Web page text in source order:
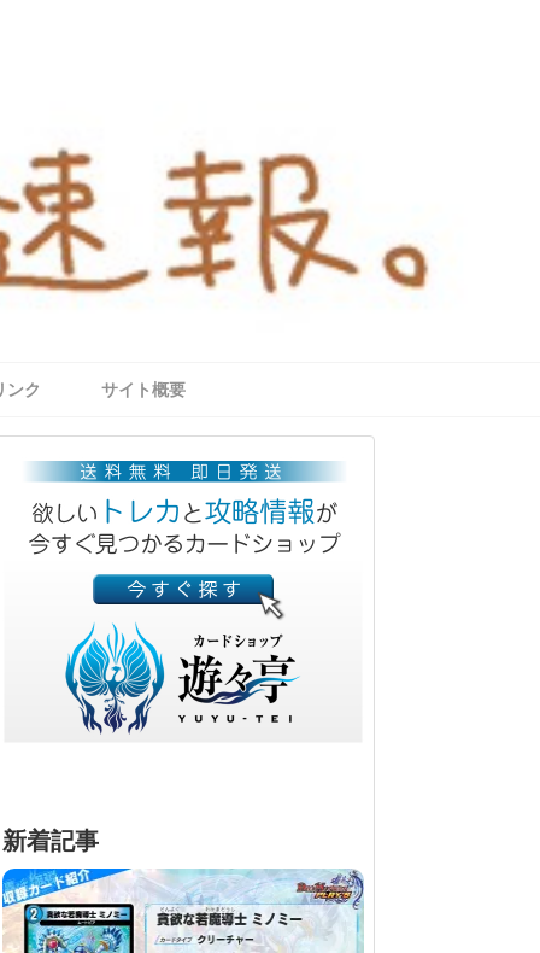
ンク サイト概要
新着記事